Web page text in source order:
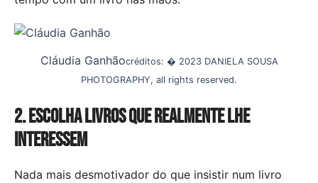
Cláudia Ganhãocréditos: � 2023 DANIELA SOUSA
PHOTOGRAPHY, all rights reserved.
2. Escolha livros que realmente lhe
interessem
Nada mais desmotivador do que insistir num livro